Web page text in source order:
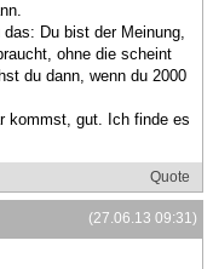
Du bist der Meinung,
ohne die scheint
du dann, wenn du 2000
kommst, gut. Ich finde es
Quote
(27.06.13 09:31)